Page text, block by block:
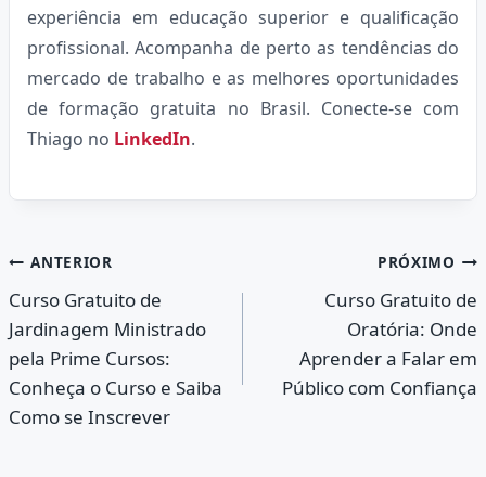
experiência em educação superior e qualificação
profissional. Acompanha de perto as tendências do
mercado de trabalho e as melhores oportunidades
de formação gratuita no Brasil. Conecte-se com
Thiago no LinkedIn.
Navegação
de
Post
ANTERIOR
Curso Gratuito de
Jardinagem Ministrado
pela Prime Cursos:
Conheça o Curso e Saiba
Como se Inscrever
PRÓXIMO
Curso Gratuito de
Oratória: Onde
Aprender a Falar em
Público com Confiança